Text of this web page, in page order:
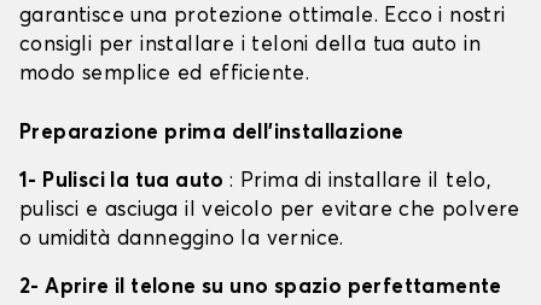
garantisce una protezione ottimale. Ecco i nostri
consigli per installare i teloni della tua auto in
modo semplice ed efficiente.
Preparazione prima dell'installazione
1- Pulisci la tua auto: Prima di installare il telo,
pulisci e asciuga il veicolo per evitare che polvere
o umidità danneggino la vernice.
2- Aprire il telone su uno spazio perfettamente